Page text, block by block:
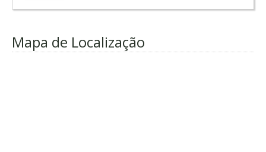
Mapa de Localização